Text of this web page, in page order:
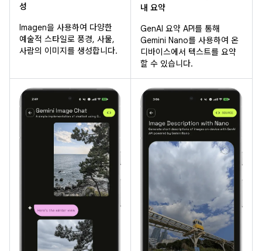
성
Imagen을 사용하여 다양한
예술적 스타일로 풍경, 사물,
사람의 이미지를 생성합니다.
내 요약
GenAI 요약 API를 통해
Gemini Nano를 사용하여 온
디바이스에서 텍스트를 요약
할 수 있습니다.